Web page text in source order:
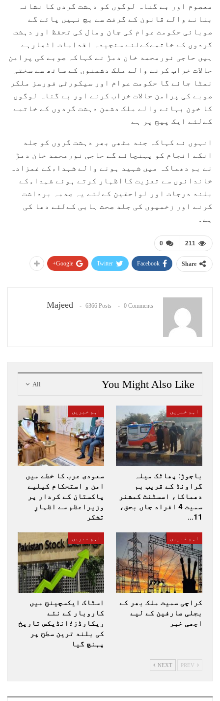
معصوم اور بے گناہ لوگوں کو دہشت گردی کا نشانہ
بنانے والے قانون کے گرفت سے بچ نہیں پائے گے
صوبائی حکومت عوام کی جان ومال کی تحفظ اور دہشت
گردوں کے خاتمےکےلئے سنجیدہ اقدامات اٹھارہے
ہیں حاجی نورمحمد خان دمڑ نے کہاکہ صوبے کی پرامن
حالات خراب کرنے والے ملک دشمنوں کے ساتھ سے سختی
نمٹا جائے گا حکومت عوام اور سیکورٹی فورسز ملکر
صوبے کی پرامن حالات خراب کرنے اور بے گناہ لوگوں
کا خون بہانے والے ملک دشمن دہشت گردوں کے خاتمے
کےلئے ایک پیج پر ہے
انہوں نے کہاکہ جند مٹھی بھر دہشت گروں کو جلد
انکے انجام کو پہنچائے گے حاجی نورمحمد خان دمڑ
نے بم دھماکہ میں شہید ہونے والے شہداءکے غمزادہ
خاندانوں سے تعزیت کااظہار کرتے ہوئے شہداءکے
بلند درجات اور لواحقین کےلئے یہ صدمہ برداشت
کرنے اور زخمیوں کی جلد صحت ہابی کےلئے دعا کی
ہے۔
0 211
Share
Facebook
Twitter
Google+
Majeed 6366 Posts 0 Comments
All You Might Also Like
اہم خبریں
باجوڑ: پھاٹک میلہ
گراونڈ کے قریب بم
دھماکا، اسسٹنٹ کمشنر
سمیت 4 افراد جاں بحق،
11…
اہم خبریں
سعودی عرب کا خطے میں
امن و استحکام کیلیے
پاکستان کے کردار پر
وزیراعظم سے اظہارِ
تشکر
اہم خبریں
کراچی سمیت ملک بھر کے
بجلی صارفین کے لیے
اچھی خبر
اہم خبریں
اسٹاک ایکسچینج میں
کاروبار کے نئے
ریکارڈز؛انڈیکس تاریخ
کی بلند ترین سطح پر
پہنچ گیا
NEXT